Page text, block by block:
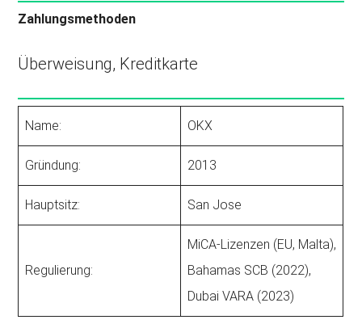
Zahlungsmethoden
Überweisung, Kreditkarte
Name: OKX
Gründung: 2013
Hauptsitz: San Jose
Regulierung:
MiCA-Lizenzen (EU, Malta),
Bahamas SCB (2022),
Dubai VARA (2023)